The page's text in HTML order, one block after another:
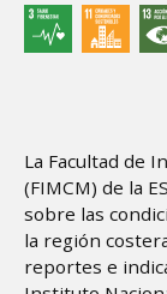
La Facultad de
(FIMCM) de la
sobre las
la región
reportes e